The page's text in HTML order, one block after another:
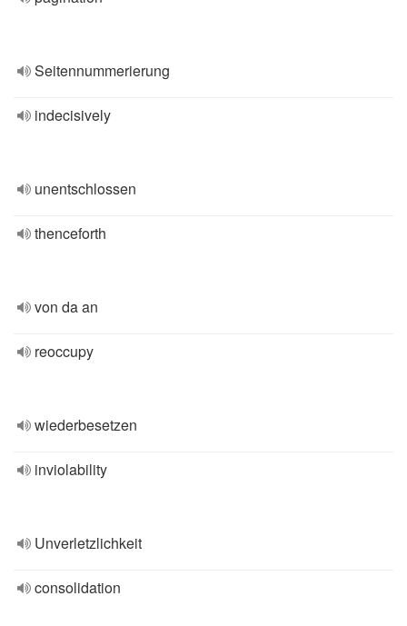
Seitennummerierung
indecisively
unentschlossen
thenceforth
von da an
reoccupy
wiederbesetzen
inviolability
Unverletzlichkeit
consolidation